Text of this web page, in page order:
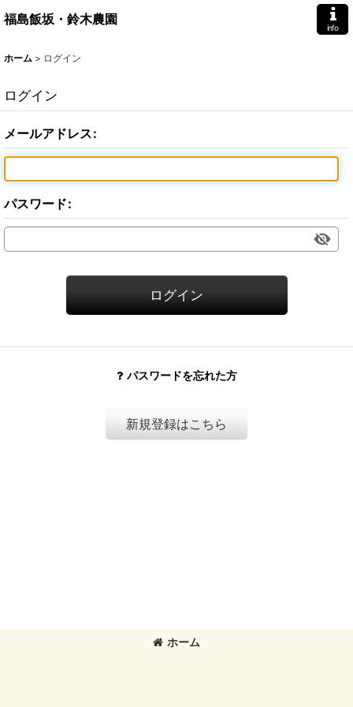
福島飯坂・鈴木農園
info
ホーム > ログイン
ログイン
メールアドレス:
パスワード:
ログイン
パスワードを忘れた方
新規登録はこちら
ホーム